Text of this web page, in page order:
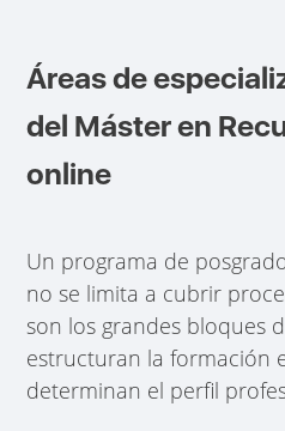
Áreas de
del Máster en
online
Un programa de
no se limita a cubrir
son los grandes bloques
estructuran la formación
determinan el perfil